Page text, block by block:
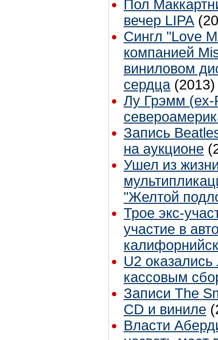
Пол
вечер LIPA
Сингл "Love
компанией
виниловом
сердца (2013)
Лу Грэмм (ex-
Запись
на аукционе
Ушел из
"Желтой
Трое экс-
участие в
U2
кассовым
Записи The
CD и виниле
Власти